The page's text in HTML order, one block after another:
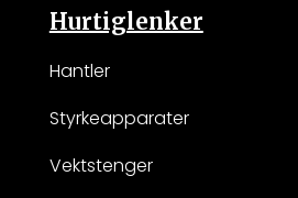
Hurtiglenker
Hantler
Styrkeapparater
Vektstenger